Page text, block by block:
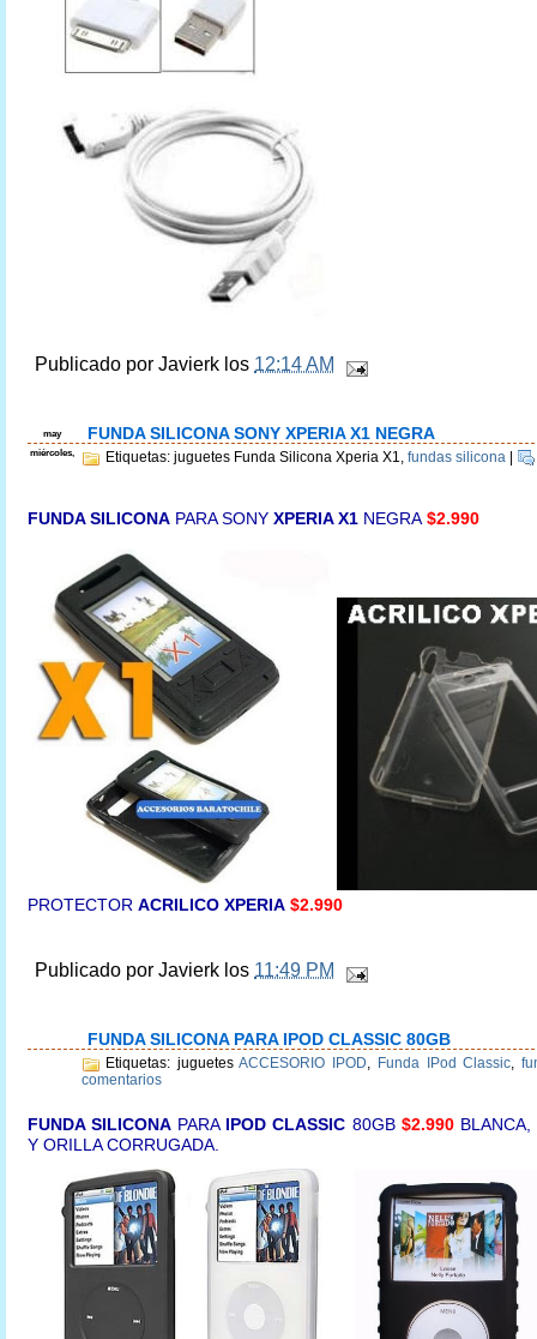
Publicado por Javierk los 12:14 AM
may
miércoles,
FUNDA SILICONA SONY XPERIA X1 NEGRA
Etiquetas: juguetes Funda Silicona Xperia X1, fundas silicona
FUNDA SILICONA PARA SONY XPERIA X1 NEGRA $2.990
PROTECTOR ACRILICO XPERIA $2.990
Publicado por Javierk los 11:49 PM
FUNDA SILICONA PARA IPOD CLASSIC 80GB
Etiquetas: juguetesACCESORIO IPOD, Funda IPod Classic,
comentarios
FUNDA SILICONA PARA IPOD CLASSIC 80GB $2.990
Y ORILLA CORRUGADA.